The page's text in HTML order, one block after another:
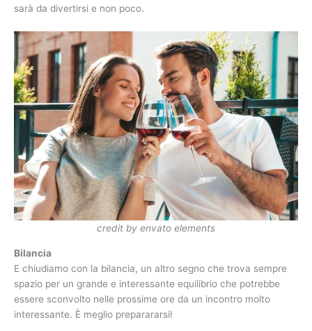
sarà da divertirsi e non poco.
credit by envato elements
Bilancia
E chiudiamo con la bilancia, un altro segno che trova sempre
spazio per un grande e interessante equilibrio che potrebbe
essere sconvolto nelle prossime ore da un incontro molto
interessante. È meglio preparararsi!